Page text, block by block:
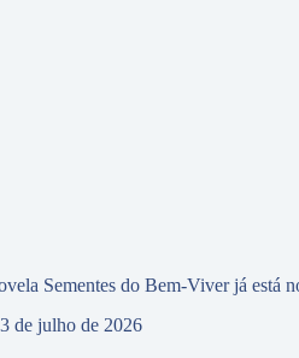
Sementes do Bem-Viver já está
de julho de 2026